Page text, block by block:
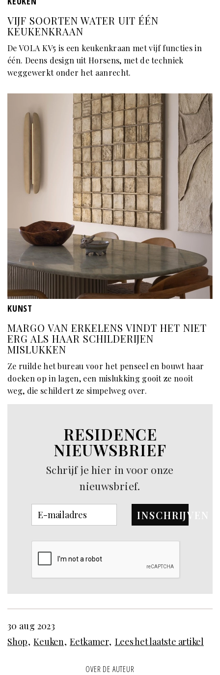
VIJF SOORTEN WATER UIT ÉÉN
KEUKENKRAAN
De VOLA KV5 is een keukenkraan met vijf functies in
één. Deens design uit Horsens, met de techniek
weggewerkt onder het aanrecht.
KUNST
MARGO VAN ERKELENS VINDT HET NIET
ERG ALS HAAR SCHILDERIJEN
MISLUKKEN
Ze ruilde het bureau voor het penseel en bouwt haar
doeken op in lagen, een mislukking gooit ze nooit
weg, die schildert ze simpelweg over.
RESIDENCE
NIEUWSBRIEF
Schrijf je hier in voor onze
nieuwsbrief.
INSCHRIJVEN
30 aug 2023
Shop Keuken Eetkamer Lees het laatste artikel
OVER DE AUTEUR